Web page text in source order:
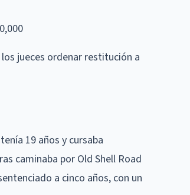
jueces ordenar restitución a
19 años y cursaba
caminaba por Old Shell Road
a cinco años, con un